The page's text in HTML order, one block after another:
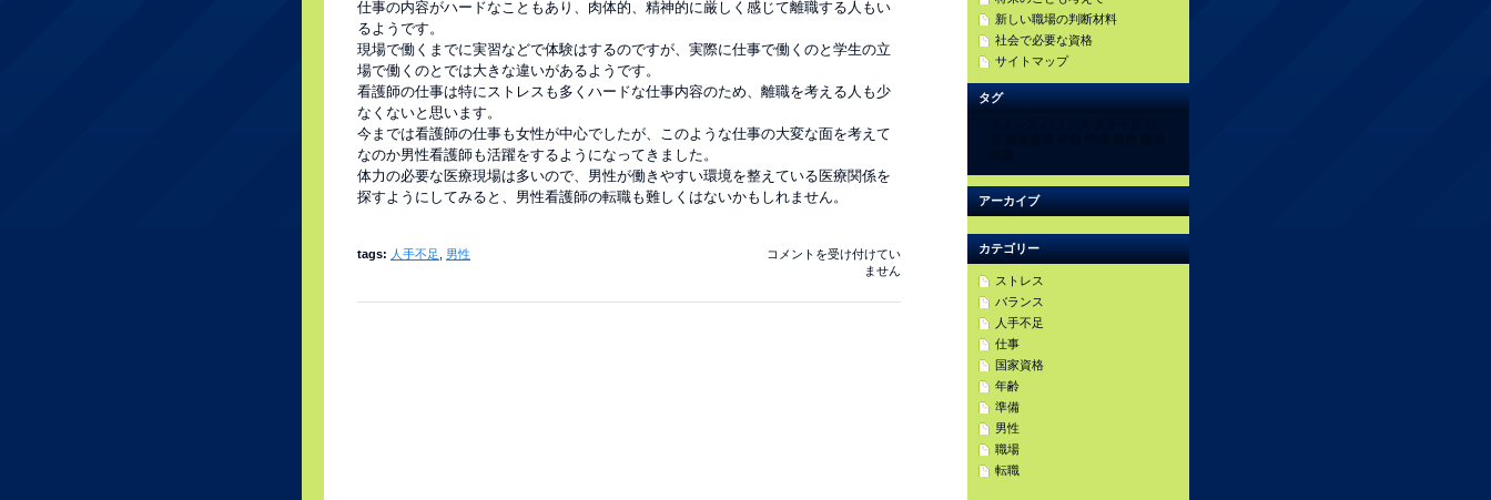
仕事の内容がハードなこともあり、肉体的、精神的に厳しく感じて離職する人もい
るようです。
現場で働くまでに実習などで体験はするのですが、実際に仕事で働くのと学生の立
場で働くのとでは大きな違いがあるようです。
看護師の仕事は特にストレスも多くハードな仕事内容のため、離職を考える人も少
なくないと思います。
今までは看護師の仕事も女性が中心でしたが、このような仕事の大変な面を考えて
なのか男性看護師も活躍をするようになってきました。
体力の必要な医療現場は多いので、男性が働きやすい環境を整えている医療関係を
探すようにしてみると、男性看護師の転職も難しくはないかもしれません。
tags: 人手不足 男性
医
場
コメントを受け付けてい
ません
新しい職場の判断材料
社会で必要な資格
サイトマップ
タグ
アーカイブ
カテゴリー
ストレス
バランス
人手不足
仕事
国家資格
年齢
準備
男性
職場
転職